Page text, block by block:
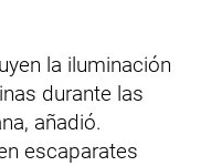
la iluminación
durante las
añadió.
escaparates